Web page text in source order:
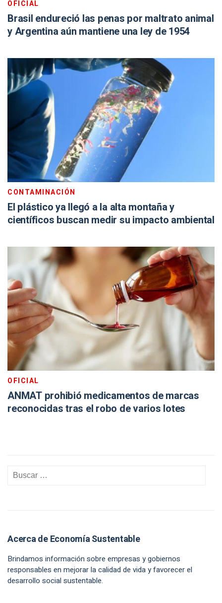
OFICIAL
Brasil endureció las penas por maltrato animal
y Argentina aún mantiene una ley de 1954
CONTAMINACIÓN
El plástico ya llegó a la alta montaña y
científicos buscan medir su impacto ambiental
OFICIAL
ANMAT prohibió medicamentos de marcas
reconocidas tras el robo de varios lotes
Acerca de Economía Sustentable
Brindamos información sobre empresas y gobiernos
responsables en mejorar la calidad de vida y favorecer el
desarrollo social sustentable.